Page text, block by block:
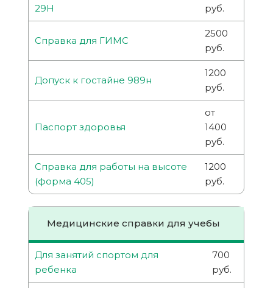
29Н
руб.
Справка для ГИМС
2500
руб.
Допуск к гостайне 989н
1200
руб.
Паспорт здоровья
от
1400
руб.
Справка для работы на высоте
(форма 405)
1200
руб.
Медицинские справки для учебы
Для занятий спортом для
ребенка
700
руб.